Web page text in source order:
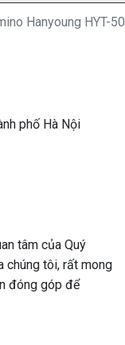
Hanyoung HYT-
phố Hà Nội
tâm của Quý
chúng tôi, rất mong
đóng góp để